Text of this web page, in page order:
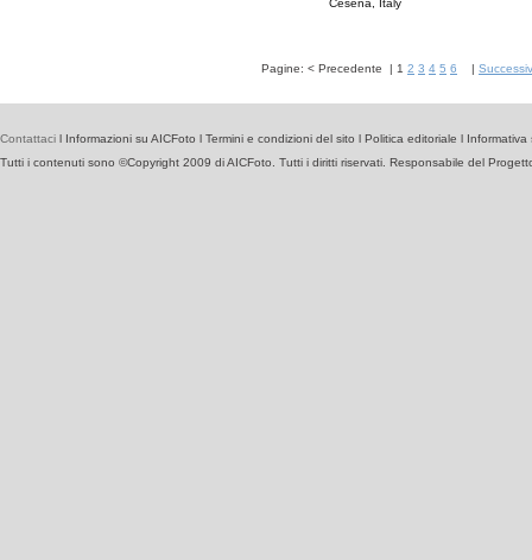
Cesena, Italy
Pagine: < Precedente | 1 2 3 4 5 6 |
Contattaci l Informazioni su AICFoto l Termini e condizioni del sito l Politica editoriale l Informativa
Tutti i contenuti sono ©Copyright 2009 di AICFoto. Tutti i diritti riservati. Responsabile del